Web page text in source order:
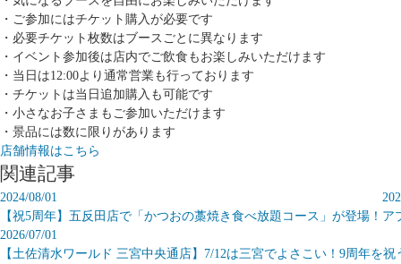
・ご参加にはチケット購入が必要です
・必要チケット枚数はブースごとに異なります
・イベント参加後は店内でご飲食もお楽しみいただけます
・当日は12:00より通常営業も行っております
・チケットは当日追加購入も可能です
・小さなお子さまもご参加いただけます
・景品には数に限りがあります
店舗情報はこちら
関連記事
2024/08/01
【祝5周年】五反田店で「かつおの藁焼き食べ放題コース」が登場！ ア
2026/07/01
【土佐清水ワールド 三宮中央通店】7/12は三宮でよさこい！9周年を